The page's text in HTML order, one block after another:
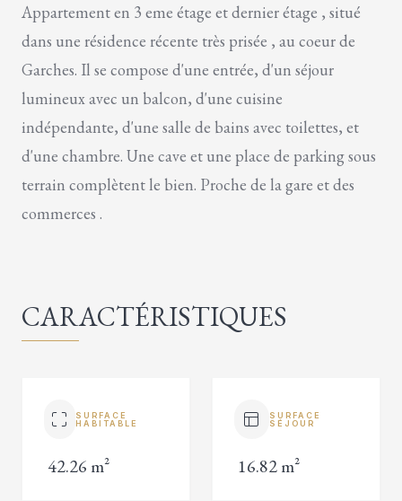
Appartement en 3 eme étage et dernier étage , situé
dans une résidence récente très prisée , au coeur de
Garches. Il se compose d'une entrée, d'un séjour
lumineux avec un balcon, d'une cuisine
indépendante, d'une salle de bains avec toilettes, et
d'une chambre. Une cave et une place de parking sous
terrain complètent le bien. Proche de la gare et des
commerces .
CARACTÉRISTIQUES
SURFACE
HABITABLE
42.26 m²
SURFACE
SÉJOUR
16.82 m²